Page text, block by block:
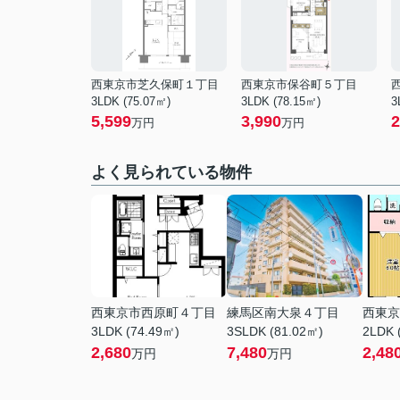
西東京市芝久保町１丁目
3LDK (75.07㎡)
5,599万円
西東京市保谷町５丁目
3LDK (78.15㎡)
3,990万円
よく見られている物件
西東京市西原町４丁目
3LDK (74.49㎡)
2,680万円
練馬区南大泉４丁目
3SLDK (81.02㎡)
7,480万円
西東
2LDK